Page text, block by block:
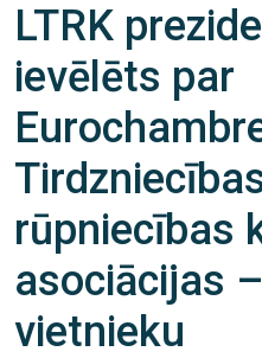
LTRK
ievēlēts par
rūpniecības
asociācijas
vietnieku